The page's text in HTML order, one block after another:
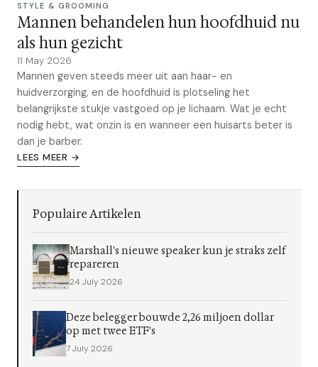
STYLE & GROOMING
Mannen behandelen hun hoofdhuid nu
als hun gezicht
11 May 2026
Mannen geven steeds meer uit aan haar- en
huidverzorging, en de hoofdhuid is plotseling het
belangrijkste stukje vastgoed op je lichaam. Wat je echt
nodig hebt, wat onzin is en wanneer een huisarts beter is
dan je barber.
LEES MEER →
Populaire Artikelen
Marshall's nieuwe speaker kun je straks zelf
repareren
24 July 2026
Deze belegger bouwde 2,26 miljoen dollar
op met twee ETF's
7 July 2026